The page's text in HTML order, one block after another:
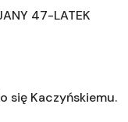
47-LATEK
się Kaczyńskiemu.